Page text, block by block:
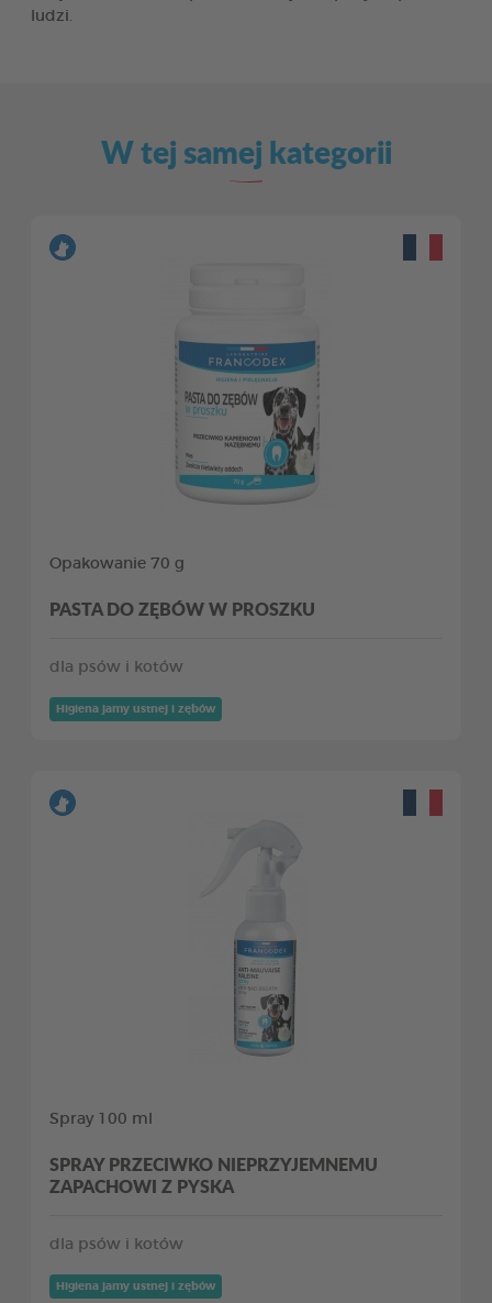
ludzi.
W tej samej kategorii
Opakowanie 70 g
PASTA DO ZĘBÓW W PROSZKU
dla psów i kotów
Higiena jamy ustnej i zębów
Spray 100 ml
SPRAY PRZECIWKO NIEPRZYJEMNEMU
ZAPACHOWI Z PYSKA
dla psów i kotów
Higiena jamy ustnej i zębów